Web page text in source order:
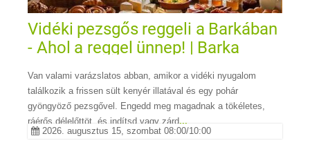
Vidéki pezsgős reggeli a Barkában
- Ahol a reggel ünnep! | Barka
Van valami varázslatos abban, amikor a vidéki nyugalom
találkozik a frissen sült kenyér illatával és egy pohár
gyöngyöző pezsgővel. Engedd meg magadnak a tökéletes,
ráérős délelőttöt, és indítsd vagy zárd...
2026. augusztus 15, szombat 08:00/10:00